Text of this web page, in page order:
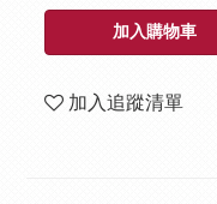
加入購物車
加入追蹤清單